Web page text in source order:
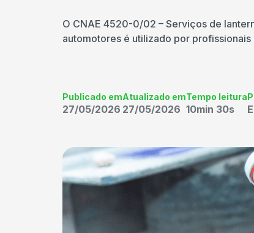
O CNAE 4520-0/02 – Serviços de
automotores é utilizado por
Publicado em
27/05/2026
Atualizado em
27/05/2026
Tempo leitura
10min 30s